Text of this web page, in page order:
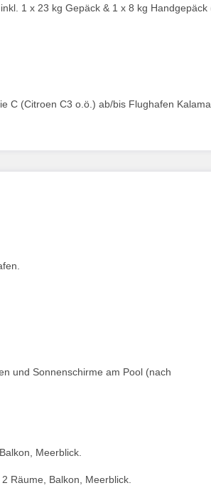
1 x 23 kg Gepäck & 1 x 8 kg Handgepäck
C (Citroen C3 o.ö.) ab/bis Flughafen
und Sonnenschirme am Pool (nach
Meerblick.
Räume, Balkon, Meerblick.